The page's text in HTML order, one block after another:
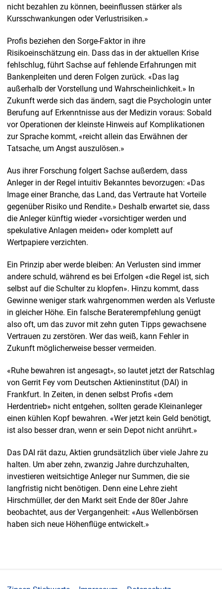
nicht bezahlen zu können, beeinflussen stärker als
Kursschwankungen oder Verlustrisiken.»
Profis beziehen den Sorge-Faktor in ihre
Risikoeinschätzung ein. Dass das in der aktuellen Krise
fehlschlug, führt Sachse auf fehlende Erfahrungen mit
Bankenpleiten und deren Folgen zurück. «Das lag
außerhalb der Vorstellung und Wahrscheinlichkeit.» In
Zukunft werde sich das ändern, sagt die Psychologin unter
Berufung auf Erkenntnisse aus der Medizin voraus: Sobald
vor Operationen der kleinste Hinweis auf Komplikationen
zur Sprache kommt, «reicht allein das Erwähnen der
Tatsache, um Angst auszulösen.»
Aus ihrer Forschung folgert Sachse außerdem, dass
Anleger in der Regel intuitiv Bekanntes bevorzugen: «Das
Image einer Branche, das Land, das Vertraute hat Vorteile
gegenüber Risiko und Rendite.» Deshalb erwartet sie, dass
die Anleger künftig wieder «vorsichtiger werden und
spekulative Anlagen meiden» oder komplett auf
Wertpapiere verzichten.
Ein Prinzip aber werde bleiben: An Verlusten sind immer
andere schuld, während es bei Erfolgen «die Regel ist, sich
selbst auf die Schulter zu klopfen». Hinzu kommt, dass
Gewinne weniger stark wahrgenommen werden als Verluste
in gleicher Höhe. Ein falsche Beraterempfehlung genügt
also oft, um das zuvor mit zehn guten Tipps gewachsene
Vertrauen zu zerstören. Wer das weiß, kann Fehler in
Zukunft möglicherweise besser vermeiden.
«Ruhe bewahren ist angesagt», so lautet jetzt der Ratschlag
von Gerrit Fey vom Deutschen Aktieninstitut (DAI) in
Frankfurt. In Zeiten, in denen selbst Profis «dem
Herdentrieb» nicht entgehen, sollten gerade Kleinanleger
einen kühlen Kopf bewahren. «Wer jetzt kein Geld benötigt,
ist also besser dran, wenn er sein Depot nicht anrührt.»
Das DAI rät dazu, Aktien grundsätzlich über viele Jahre zu
halten. Um aber zehn, zwanzig Jahre durchzuhalten,
investieren weitsichtige Anleger nur Summen, die sie
langfristig nicht benötigen. Denn eine Lehre zieht
Hirschmüller, der den Markt seit Ende der 80er Jahre
beobachtet, aus der Vergangenheit: «Aus Wellenbörsen
haben sich neue Höhenflüge entwickelt.»